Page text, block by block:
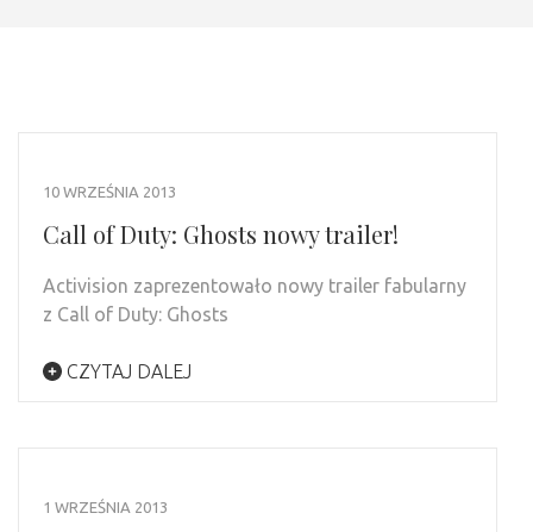
10 WRZEŚNIA 2013
Call of Duty: Ghosts nowy trailer!
Activision zaprezentowało nowy trailer fabularny
z Call of Duty: Ghosts
CZYTAJ DALEJ
1 WRZEŚNIA 2013